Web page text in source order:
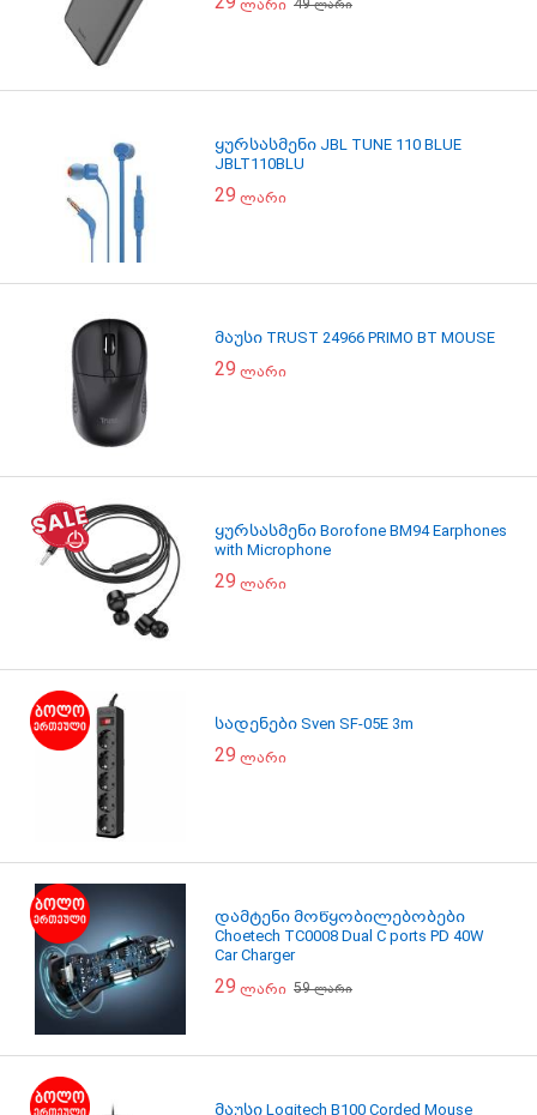
ლარი 49ლარი
ყურსასმენი JBL TUNE 110 BLUE
JBLT110BLU
29 ლარი
მაუსი TRUST 24966 PRIMO BT MOUSE
29 ლარი
ყურსასმენი Borofone BM94 Earphones
with Microphone
29 ლარი
სადენები Sven SF-05E 3m
29 ლარი
დამტენი მოწყობილებობები
Choetech TC0008 Dual C ports PD 40W
Car Charger
29 ლარი 59ლარი
მაუსი Logitech B100 Corded Mouse